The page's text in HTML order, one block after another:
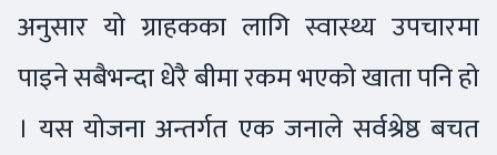
अनुसार यो ग्राहकका लागि स्वास्थ्य उपचारमा
पाइने सबैभन्दा धेरै बीमा रकम भएको खाता पनि हो
। यस योजना अन्तर्गत एक जनाले सर्वश्रेष्ठ बचत